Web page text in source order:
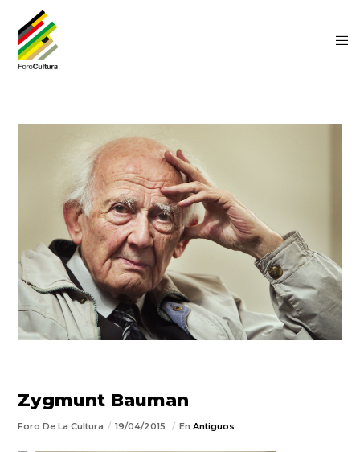
Zygmunt Bauman
Foro De La Cultura 19/04/2015 EnAntiguos